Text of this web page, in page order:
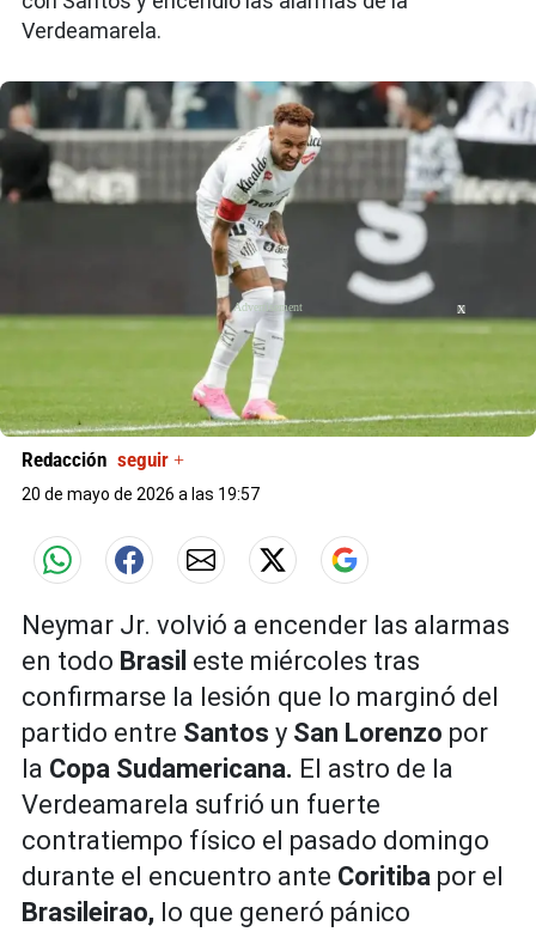
Verdeamarela.
X
Redacción seguir +
20 de mayo de 2026 a las 19:57
Neymar Jr. volvió a encender las alarmas
en todo Brasil este miércoles tras
confirmarse la lesión que lo marginó del
partido entre Santos y San Lorenzo por
la Copa Sudamericana. El astro de la
Verdeamarela sufrió un fuerte
contratiempo físico el pasado domingo
durante el encuentro ante Coritiba por el
Brasileirao, lo que generó pánico